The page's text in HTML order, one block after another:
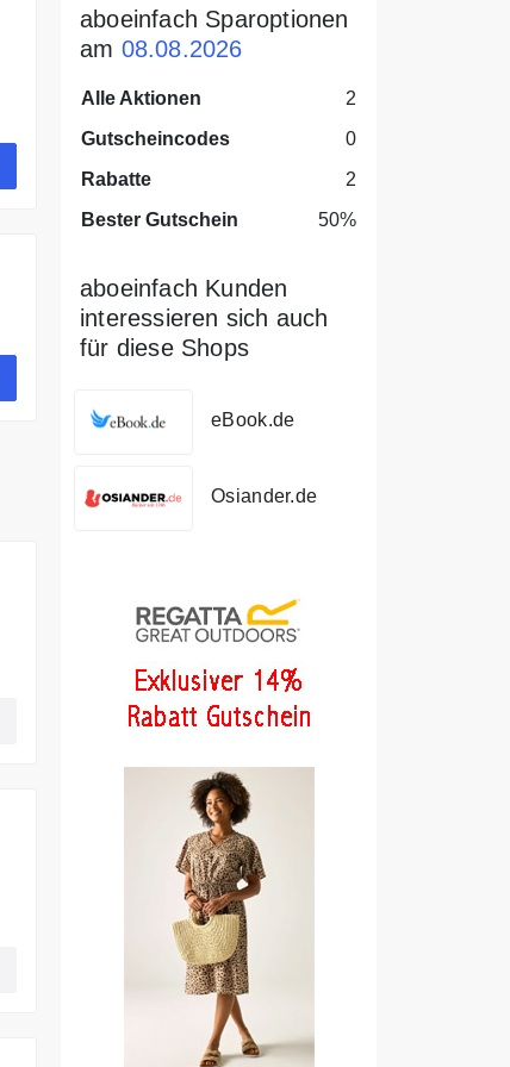
aboeinfach Sparoptionen
am 08.08.2026
Alle Aktionen
2
Gutscheincodes
0
Rabatte
2
Bester Gutschein
50%
aboeinfach Kunden
interessieren sich auch
für diese Shops
eBook.de
Osiander.de